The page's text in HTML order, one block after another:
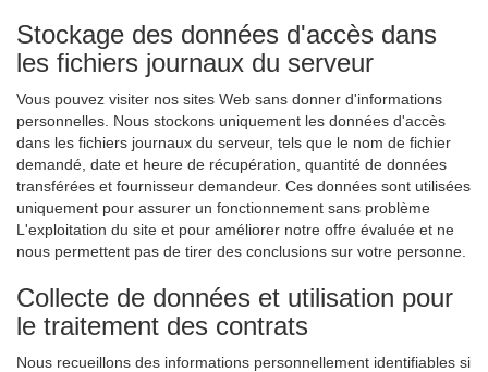
Stockage des données d'accès dans
les fichiers journaux du serveur
Vous pouvez visiter nos sites Web sans donner d'informations
personnelles. Nous stockons uniquement les données d'accès
dans les fichiers journaux du serveur, tels que le nom de fichier
demandé, date et heure de récupération, quantité de données
transférées et fournisseur demandeur. Ces données sont utilisées
uniquement pour assurer un fonctionnement sans problème
L'exploitation du site et pour améliorer notre offre évaluée et ne
nous permettent pas de tirer des conclusions sur votre personne.
Collecte de données et utilisation pour
le traitement des contrats
Nous recueillons des informations personnellement identifiables si